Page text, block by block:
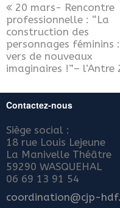
20 mars- Rencontre
professionnelle : “La
construction des
personnages féminins :
vers de nouveaux
imaginaires !”– l’Antre
Contactez-nous
Siège social :
18 rue Louis Lejeune
La Manivelle Théâtre
59290 WASQUEHAL
06 69 13 91 54
coordination@cjp-